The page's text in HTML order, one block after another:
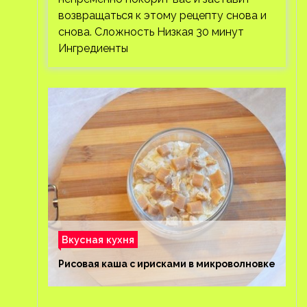
возвращаться к этому рецепту снова и
снова. Сложность Низкая 30 минут
Ингредиенты
Вкусная кухня
Рисовая каша с ирисками в микроволновке